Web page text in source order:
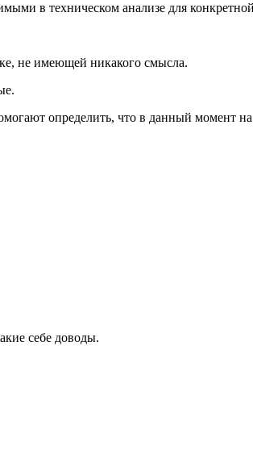
в техническом анализе для
не имеющей никакого смысла.
определить, что в данный момент
себе доводы.